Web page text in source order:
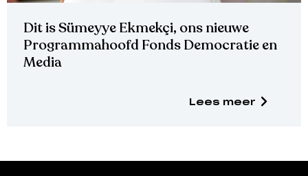
Dit is Sümeyye Ekmekçi, ons nieuwe
Programmahoofd Fonds Democratie en
Media
Lees meer